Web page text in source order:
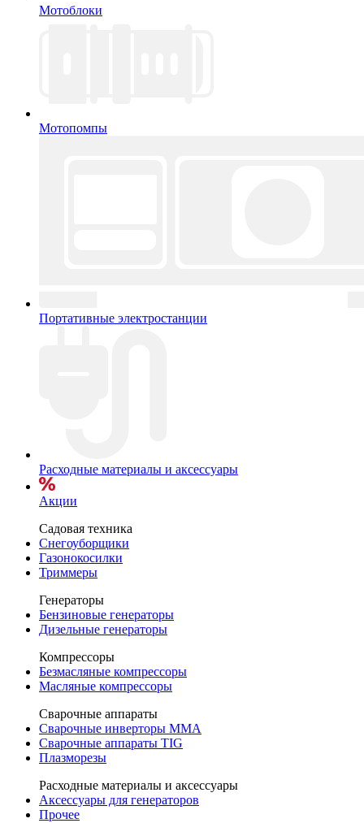
Мотоблоки
Мотопомпы
Портативные электростанции
Расходные материалы и аксессуары
Акции
Садовая техника
Снегоуборщики
Газонокосилки
Триммеры
Генераторы
Бензиновые генераторы
Дизельные генераторы
Компрессоры
Безмасляные компрессоры
Масляные компрессоры
Сварочные аппараты
Сварочные инверторы MMA
Сварочные аппараты TIG
Плазморезы
Расходные материалы и аксессуары
Аксессуары для генераторов
Прочее